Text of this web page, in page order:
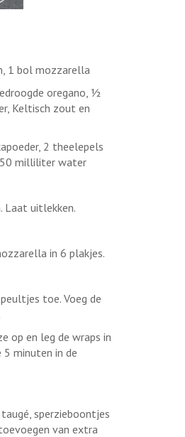
1 bol mozzarella
oregano, ½
Keltisch zout en
2 theelepels
50 milliliter water
Laat uitlekken.
in 6 plakjes.
toe. Voeg de
op en leg de wraps in
5 minuten in de
sperzieboontjes
van extra